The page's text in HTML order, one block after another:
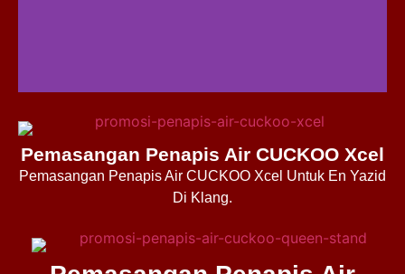
Pemasangan Penapis Air CUCKOO Xcel
Pemasangan Penapis Air CUCKOO Xcel Untuk En Yazid
Di Klang.